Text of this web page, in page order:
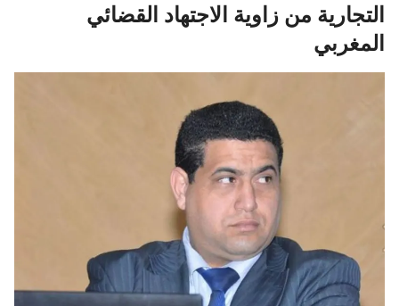
التجارية من زاوية الاجتهاد القضائي
المغربي